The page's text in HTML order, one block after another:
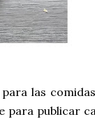
las
para publicar